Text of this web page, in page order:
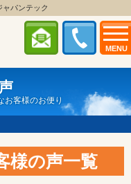
MENU
パンテック
お客様のお便り
様の声一覧